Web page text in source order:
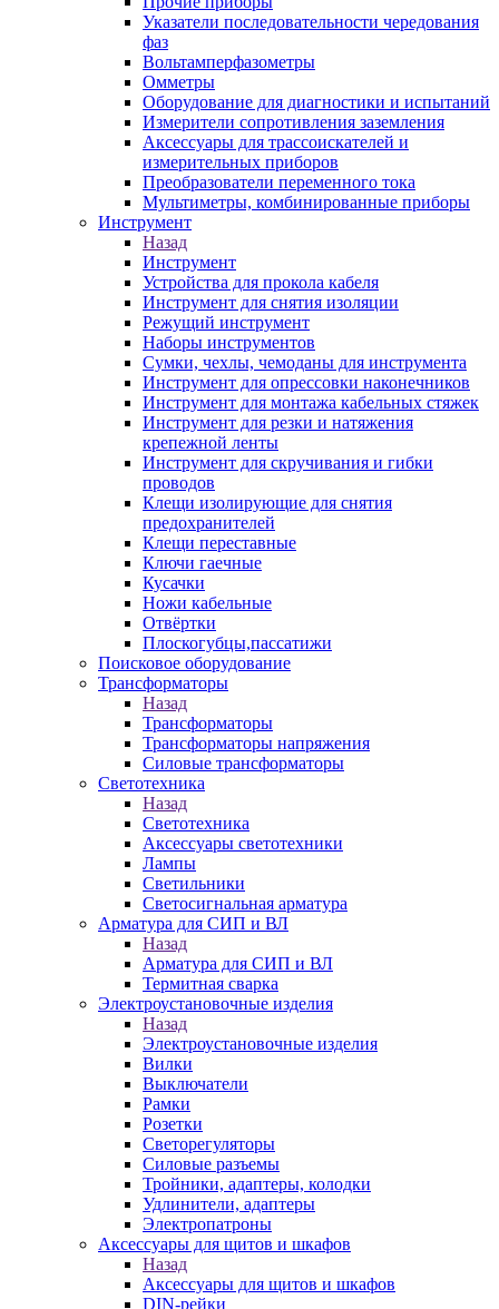
Указатели последовательности чередования
фаз
Вольтамперфазометры
Омметры
Оборудование для диагностики и испытаний
Измерители сопротивления заземления
Аксессуары для трассоискателей и
измерительных приборов
Преобразователи переменного тока
Мультиметры, комбинированные приборы
Инструмент
Назад
Инструмент
Устройства для прокола кабеля
Инструмент для снятия изоляции
Режущий инструмент
Наборы инструментов
Сумки, чехлы, чемоданы для инструмента
Инструмент для опрессовки наконечников
Инструмент для монтажа кабельных стяжек
Инструмент для резки и натяжения
крепежной ленты
Инструмент для скручивания и гибки
проводов
Клещи изолирующие для снятия
предохранителей
Клещи переставные
Ключи гаечные
Кусачки
Ножи кабельные
Отвёртки
Плоскогубцы,пассатижи
Поисковое оборудование
Трансформаторы
Назад
Трансформаторы
Трансформаторы напряжения
Силовые трансформаторы
Светотехника
Назад
Светотехника
Аксессуары светотехники
Лампы
Светильники
Светосигнальная арматура
Арматура для СИП и ВЛ
Назад
Арматура для СИП и ВЛ
Термитная сварка
Электроустановочные изделия
Назад
Электроустановочные изделия
Вилки
Выключатели
Рамки
Розетки
Светорегуляторы
Силовые разъемы
Тройники, адаптеры, колодки
Удлинители, адаптеры
Электропатроны
Аксессуары для щитов и шкафов
Назад
Аксессуары для щитов и шкафов
DIN-рейки